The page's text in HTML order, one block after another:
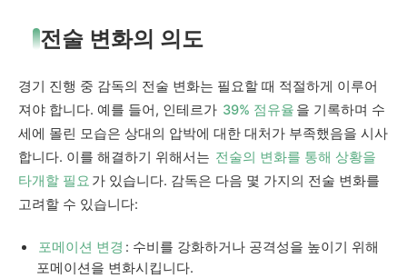
전술 변화의 의도
경기 진행 중 감독의 전술 변화는 필요할 때 적절하게 이루어
져야 합니다. 예를 들어, 인테르가 39% 점유율 을 기록하며 수
세에 몰린 모습은 상대의 압박에 대한 대처가 부족했음을 시사
합니다. 이를 해결하기 위해서는 전술의 변화를 통해 상황을
타개할 필요 가 있습니다. 감독은 다음 몇 가지의 전술 변화를
고려할 수 있습니다:
포메이션 변경 : 수비를 강화하거나 공격성을 높이기 위해
포메이션을 변화시킵니다.